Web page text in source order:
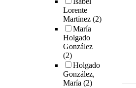
Lorente
Martínez (2)
María
Holgado
González
(2)
Holgado
González,
María (2)